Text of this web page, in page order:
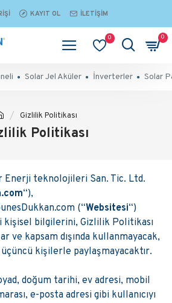
KAYIT OL İLETIŞIM
0 0
Solar Jel Aküler İnverterler Solar
Gizlilik Politikası
Politikası
teknolojileri San. Tic. Ltd.
“),
(“Websitesi“)
bilgilerini, Gizlilik Politikası
ve kapsam dışında kullanmayacak,
kişilerle paylaşmayacaktır.
doğum tarihi, ev adresi, mobil
e-posta adresi gibi kullanıcıyı